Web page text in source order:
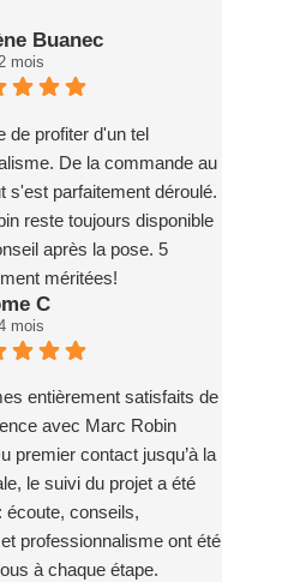
soigné du début à la
sans la moindre
bravo et merci à toute
Buanec
mois
de profiter d'un tel
De la commande au
s'est parfaitement déroulé.
reste toujours disponible
après la pose. 5
méritées!
C
mois
entièrement satisfaits de
avec Marc Robin
premier contact jusqu’à la
le suivi du projet a été
écoute, conseils,
professionnalisme ont été
à chaque étape.